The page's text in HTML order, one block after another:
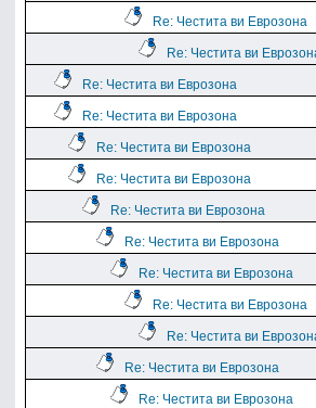
Re: Честита ви Еврозона
Re: Честита ви
Re: Честита ви Еврозона
Re: Честита ви Еврозона
Re: Честита ви Еврозона
Re: Честита ви Еврозона
Re: Честита ви Еврозона
Re: Честита ви Еврозона
Re: Честита ви Еврозона
Re: Честита ви Еврозона
Re: Честита ви
Re: Честита ви Еврозона
Re: Честита ви Еврозона